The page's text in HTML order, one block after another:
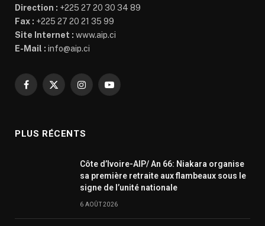
Direction : +225 27 20 30 34 89
Fax : +225 27 20 21 35 99
Site Internet : www.aip.ci
E-Mail : info@aip.ci
Facebook
X
InstagramYouTube
PLUS RÉCENTS
Côte d’Ivoire-AIP/ An 66: Niakara organise
sa première retraite aux flambeaux sous le
signe de l’unité nationale
6 AOÛT 2026